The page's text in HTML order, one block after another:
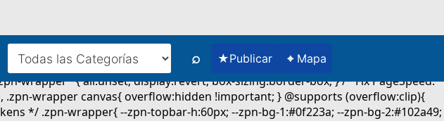
⌕ ★Publicar ⌖ Mapa